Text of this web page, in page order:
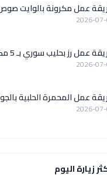
عمل مكرونة بالوايت
2026-
عمل رز بحليب سوري بـ 5 مكونات
2026-
عمل المحمرة الحلبية
2026-
زيارة اليوم